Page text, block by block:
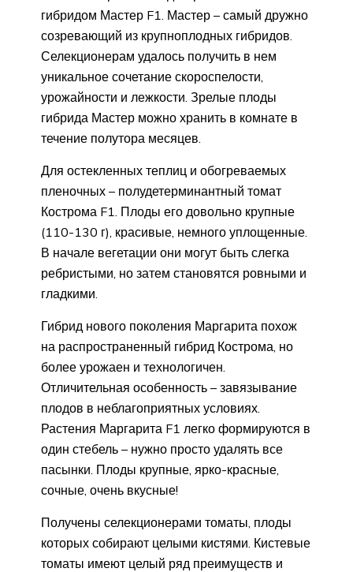
гибридом Мастер F1. Мастер – самый дружно
созревающий из крупноплодных гибридов.
Селекционерам удалось получить в нем
уникальное сочетание скороспелости,
урожайности и лежкости. Зрелые плоды
гибрида Мастер можно хранить в комнате в
течение полутора месяцев.
Для остекленных теплиц и обогреваемых
пленочных – полудетерминантный томат
Кострома F1. Плоды его довольно крупные
(110-130 г), красивые, немного уплощенные.
В начале вегетации они могут быть слегка
ребристыми, но затем становятся ровными и
гладкими.
Гибрид нового поколения Маргарита похож
на распространенный гибрид Кострома, но
более урожаен и технологичен.
Отличительная особенность – завязывание
плодов в неблагоприятных условиях.
Растения Маргарита F1 легко формируются в
один стебель – нужно просто удалять все
пасынки. Плоды крупные, ярко-красные,
сочные, очень вкусные!
Получены селекционерами томаты, плоды
которых собирают целыми кистями. Кистевые
томаты имеют целый ряд преимуществ и